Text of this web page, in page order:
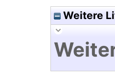
Weitere